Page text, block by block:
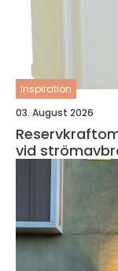
inspiration
03. August 2026
Reservkraftomkopplare
vid